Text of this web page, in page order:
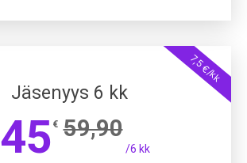
7,5 €/kk
Jäsenyys 6 kk
45 € 59,90
/6 kk